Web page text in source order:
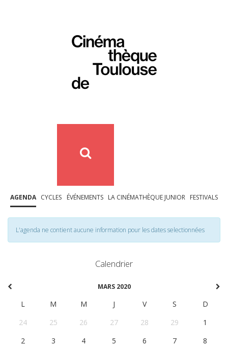
AGENDA CYCLES ÉVÉNEMENTS LA CINÉMATHÈQUE JUNIOR FESTIVALS
L'agenda ne contient aucune information pour les dates selectionnées
Calendrier
MARS 2020
L M M J V S
D
24
25 26 27 28 29
1
2
3 4 5 6 7
8